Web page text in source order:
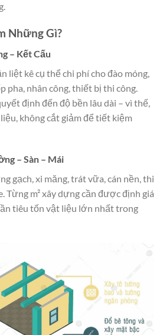
Những Gì?
– Kết Cấu
liệt kê cụ thể chi phí cho đào móng,
pha, nhân công, thiết bị thi công.
định đến độ bền lâu dài – vì thế,
không cắt giảm để tiết kiệm
– Sàn – Mái
gạch, xi măng, trát vữa, cán nền, thi
Từng m² xây dựng cần được định giá
tiêu tốn vật liệu lớn nhất trong